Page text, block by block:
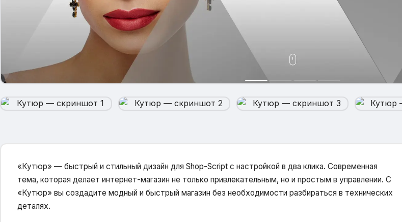
«Кутюр» — быстрый и стильный дизайн для Shop-Script с настройкой в два клика. Современная
тема, которая делает интернет-магазин не только привлекательным, но и простым в управлении. С
«Кутюр» вы создадите модный и быстрый магазин без необходимости разбираться в технических
деталях.